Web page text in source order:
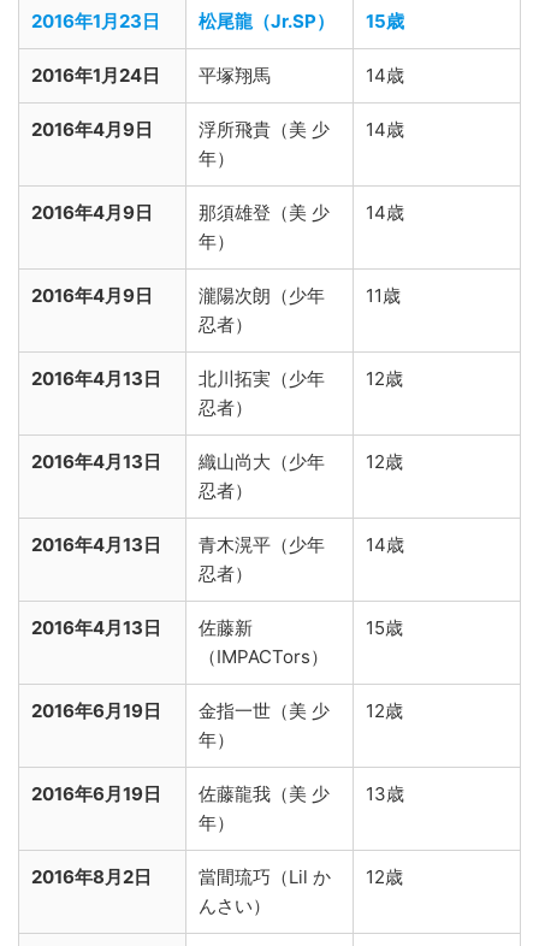
2016年1月23日 松尾龍（Jr.SP） 15歳
2016年1月24日 平塚翔馬 14歳
2016年4月9日
浮所飛貴（美 少
年）
14歳
2016年4月9日
那須雄登（美 少
年）
14歳
2016年4月9日
瀧陽次朗（少年
忍者）
11歳
2016年4月13日
北川拓実（少年
忍者）
12歳
2016年4月13日
織山尚大（少年
忍者）
12歳
2016年4月13日
青木滉平（少年
忍者）
14歳
2016年4月13日
佐藤新
（IMPACTors）
15歳
2016年6月19日
金指一世（美 少
年）
12歳
2016年6月19日
佐藤龍我（美 少
年）
13歳
2016年8月2日
當間琉巧（Lil か
んさい）
12歳